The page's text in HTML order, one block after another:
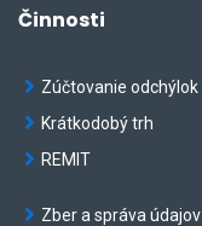
Činnosti
Zúčtovanie odchýlok
Krátkodobý trh
REMIT
Zber a správa údajov